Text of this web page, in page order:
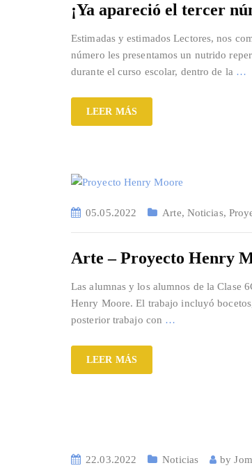
¡Ya apareció el tercer
Estimadas y estimados Lectores, nos
número les presentamos un nutrido
durante el curso escolar, dentro de la …
LEER MÁS
05.05.2022 Arte, Noticias,
Arte – Proyecto Henry
Las alumnas y los alumnos de la Clase
Henry Moore. El trabajo incluyó
posterior trabajo con …
LEER MÁS
22.03.2022 Noticias by